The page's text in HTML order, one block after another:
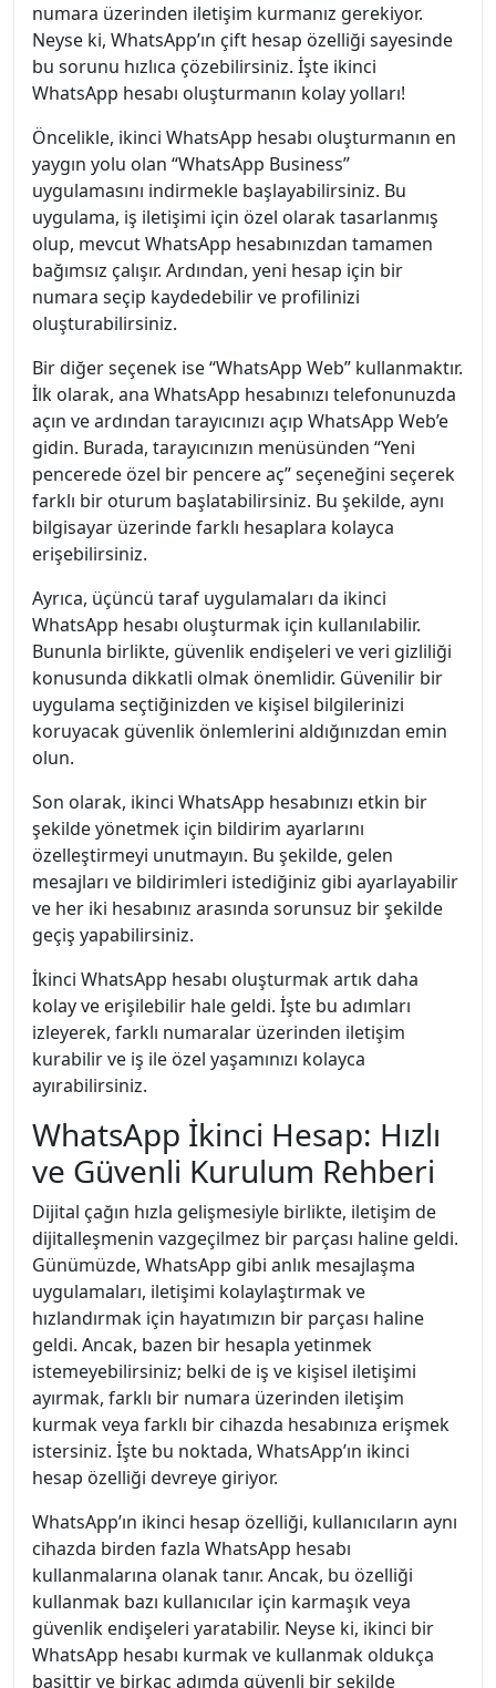
numara üzerinden iletişim kurmanız gerekiyor.
Neyse ki, WhatsApp’ın çift hesap özelliği sayesinde
bu sorunu hızlıca çözebilirsiniz. İşte ikinci
WhatsApp hesabı oluşturmanın kolay yolları!
Öncelikle, ikinci WhatsApp hesabı oluşturmanın en
yaygın yolu olan “WhatsApp Business”
uygulamasını indirmekle başlayabilirsiniz. Bu
uygulama, iş iletişimi için özel olarak tasarlanmış
olup, mevcut WhatsApp hesabınızdan tamamen
bağımsız çalışır. Ardından, yeni hesap için bir
numara seçip kaydedebilir ve profilinizi
oluşturabilirsiniz.
Bir diğer seçenek ise “WhatsApp Web” kullanmaktır.
İlk olarak, ana WhatsApp hesabınızı telefonunuzda
açın ve ardından tarayıcınızı açıp WhatsApp Web’e
gidin. Burada, tarayıcınızın menüsünden “Yeni
pencerede özel bir pencere aç” seçeneğini seçerek
farklı bir oturum başlatabilirsiniz. Bu şekilde, aynı
bilgisayar üzerinde farklı hesaplara kolayca
erişebilirsiniz.
Ayrıca, üçüncü taraf uygulamaları da ikinci
WhatsApp hesabı oluşturmak için kullanılabilir.
Bununla birlikte, güvenlik endişeleri ve veri gizliliği
konusunda dikkatli olmak önemlidir. Güvenilir bir
uygulama seçtiğinizden ve kişisel bilgilerinizi
koruyacak güvenlik önlemlerini aldığınızdan emin
olun.
Son olarak, ikinci WhatsApp hesabınızı etkin bir
şekilde yönetmek için bildirim ayarlarını
özelleştirmeyi unutmayın. Bu şekilde, gelen
mesajları ve bildirimleri istediğiniz gibi ayarlayabilir
ve her iki hesabınız arasında sorunsuz bir şekilde
geçiş yapabilirsiniz.
İkinci WhatsApp hesabı oluşturmak artık daha
kolay ve erişilebilir hale geldi. İşte bu adımları
izleyerek, farklı numaralar üzerinden iletişim
kurabilir ve iş ile özel yaşamınızı kolayca
ayırabilirsiniz.
WhatsApp İkinci Hesap: Hızlı
ve Güvenli Kurulum Rehberi
Dijital çağın hızla gelişmesiyle birlikte, iletişim de
dijitalleşmenin vazgeçilmez bir parçası haline geldi.
Günümüzde, WhatsApp gibi anlık mesajlaşma
uygulamaları, iletişimi kolaylaştırmak ve
hızlandırmak için hayatımızın bir parçası haline
geldi. Ancak, bazen bir hesapla yetinmek
istemeyebilirsiniz; belki de iş ve kişisel iletişimi
ayırmak, farklı bir numara üzerinden iletişim
kurmak veya farklı bir cihazda hesabınıza erişmek
istersiniz. İşte bu noktada, WhatsApp’ın ikinci
hesap özelliği devreye giriyor.
WhatsApp’ın ikinci hesap özelliği, kullanıcıların aynı
cihazda birden fazla WhatsApp hesabı
kullanmalarına olanak tanır. Ancak, bu özelliği
kullanmak bazı kullanıcılar için karmaşık veya
güvenlik endişeleri yaratabilir. Neyse ki, ikinci bir
WhatsApp hesabı kurmak ve kullanmak oldukça
basittir ve birkaç adımda güvenli bir şekilde